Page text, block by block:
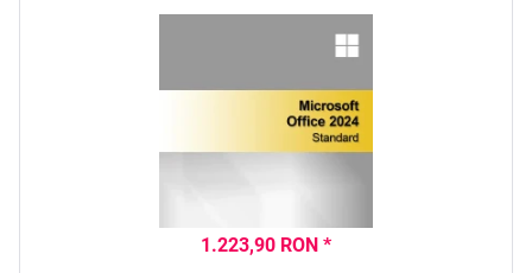
1.223,90 RON *